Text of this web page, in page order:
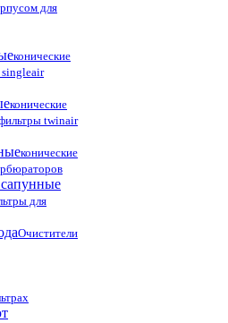
для
конические
конические
twinair
конические
для
Очистители